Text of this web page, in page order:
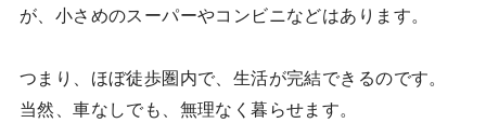
が、小さめのスーパーやコンビニなどはあります。
つまり、ほぼ徒歩圏内で、生活が完結できるのです。
当然、車なしでも、無理なく暮らせます。